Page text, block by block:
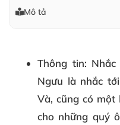
Mô tả
Thông tin:
Ngưu là nhắc
Và, cũng có một
cho những quý